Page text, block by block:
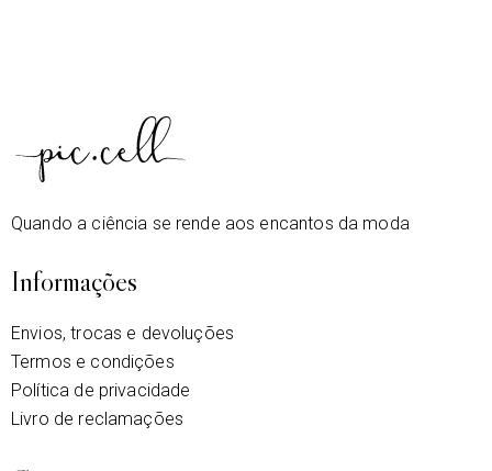
Quando a ciência se rende aos encantos da moda
Informações
Envios, trocas e devoluções
Termos e condições
Política de privacidade
Livro de reclamações